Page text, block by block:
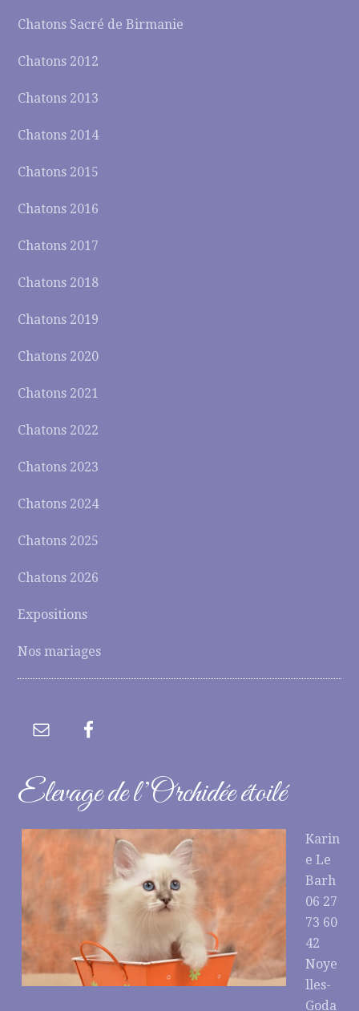
Chatons Sacré de Birmanie
Chatons 2012
Chatons 2013
Chatons 2014
Chatons 2015
Chatons 2016
Chatons 2017
Chatons 2018
Chatons 2019
Chatons 2020
Chatons 2021
Chatons 2022
Chatons 2023
Chatons 2024
Chatons 2025
Chatons 2026
Expositions
Nos mariages
Elevage de l’Orchidée étoilé
Karin
e Le
Barh
06 27
73 60
42
Noye
lles-
Goda